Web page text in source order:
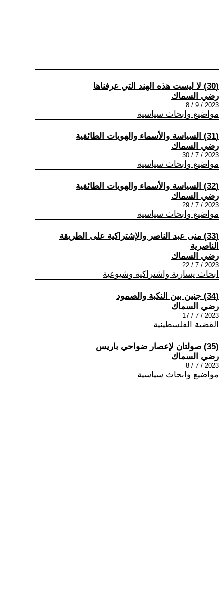
(30) لا ليست هذه الهند التي عرفناها
رضي السماك
2023 / 9 / 8
مواضيع وابحاث سياسية
(31) السياسة والأسماء والهويات الطائفية
رضي السماك
2023 / 7 / 30
مواضيع وابحاث سياسية
(32) السياسة والأسماء والهويات الطائفية
رضي السماك
2023 / 7 / 29
مواضيع وابحاث سياسية
(33) منى عبد الناصر والإشتراكية على الطريقة
الناصرية
رضي السماك
2023 / 7 / 22
ابحاث يسارية واشتراكية وشيوعية
(34) جنين بين النكبة والصمود
رضي السماك
2023 / 7 / 17
القضية الفلسطينية
(35) صولتان لإعصار ضواحي باريس
رضي السماك
2023 / 7 / 8
مواضيع وابحاث سياسية